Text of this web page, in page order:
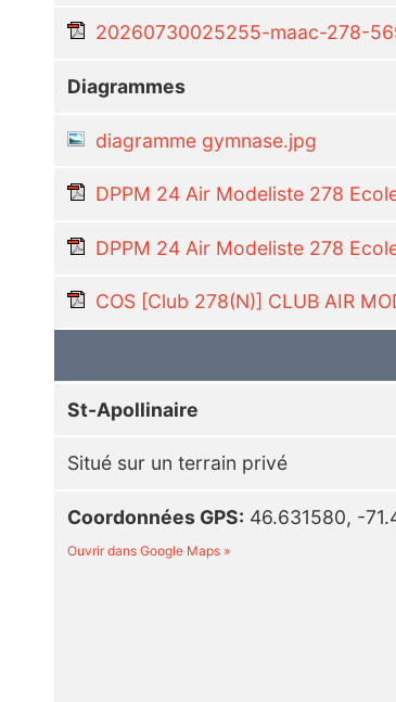
20260730025255-maac-278-
Diagrammes
diagramme gymnase.jpg
DPPM 24 Air Modeliste 278
DPPM 24 Air Modeliste 278
COS [Club 278(N)] CLUB AIR
St-Apollinaire
Situé sur un terrain privé
Coordonnées GPS: 46.631580, -
Ouvrir dans Google Maps »